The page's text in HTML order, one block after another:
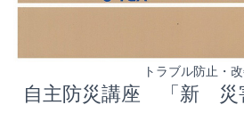
トラブル防止・
自主防災講座 「新 災